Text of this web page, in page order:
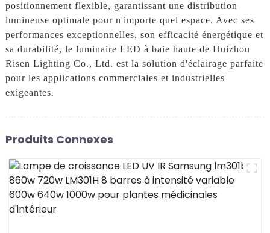
positionnement flexible, garantissant une distribution
lumineuse optimale pour n'importe quel espace. Avec ses
performances exceptionnelles, son efficacité énergétique et
sa durabilité, le luminaire LED à baie haute de Huizhou
Risen Lighting Co., Ltd. est la solution d'éclairage parfaite
pour les applications commerciales et industrielles
exigeantes.
Produits Connexes